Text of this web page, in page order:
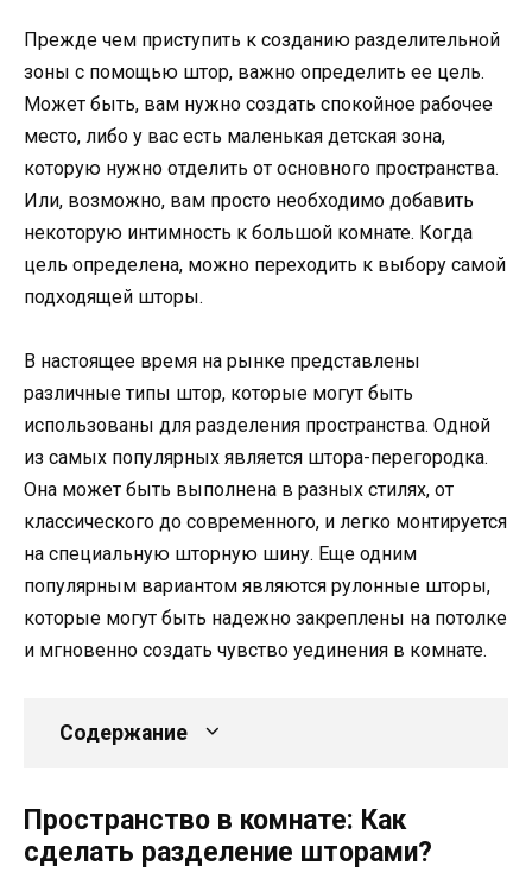
Прежде чем приступить к созданию разделительной
зоны с помощью штор, важно определить ее цель.
Может быть, вам нужно создать спокойное рабочее
место, либо у вас есть маленькая детская зона,
которую нужно отделить от основного пространства.
Или, возможно, вам просто необходимо добавить
некоторую интимность к большой комнате. Когда
цель определена, можно переходить к выбору самой
подходящей шторы.
В настоящее время на рынке представлены
различные типы штор, которые могут быть
использованы для разделения пространства. Одной
из самых популярных является штора-перегородка.
Она может быть выполнена в разных стилях, от
классического до современного, и легко монтируется
на специальную шторную шину. Еще одним
популярным вариантом являются рулонные шторы,
которые могут быть надежно закреплены на потолке
и мгновенно создать чувство уединения в комнате.
Содержание
Пространство в комнате: Как
сделать разделение шторами?